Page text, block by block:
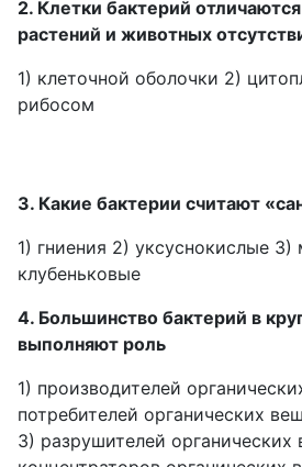
2. Клетки бактерий
растений и животных
1) клеточной оболочки 2)
рибосом
3. Какие бактерии считают
1) гниения 2) уксуснокислые
клубеньковые
4. Большинство бактерий в
выполняют роль
1) производителей
потребителей органических
3) разрушителей органических